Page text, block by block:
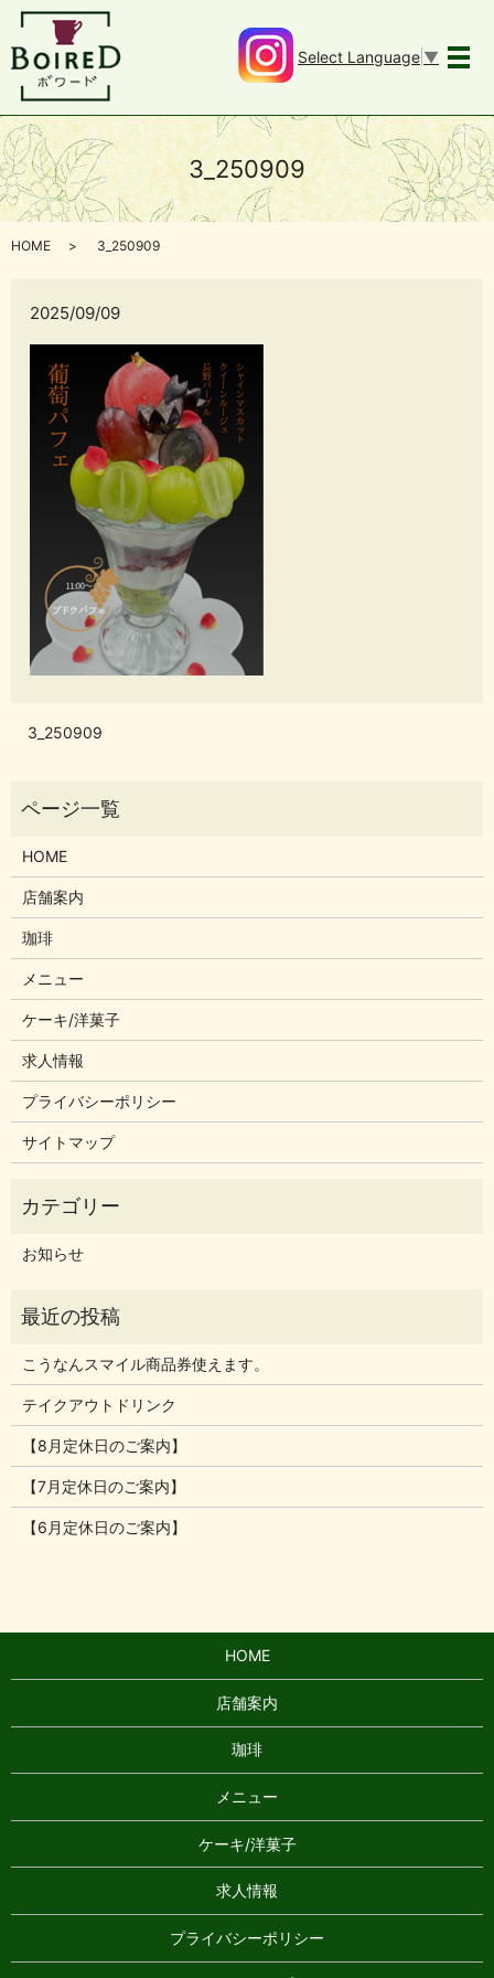
メ
Select Language ▼
3_250909
HOME 3_250909
2025/09/09
3_250909
HOME
店舗案内
珈琲
メニュー
ケーキ/洋菓子
求人情報
プライバシーポリシー
サイトマップ
お知らせ
こうなんスマイル商品券使えます。
テイクアウトドリンク
【8月定休日のご案内】
【7月定休日のご案内】
【6月定休日のご案内】
HOME
店舗案内
珈琲
メニュー
ケーキ/洋菓子
求人情報
プライバシーポリシー